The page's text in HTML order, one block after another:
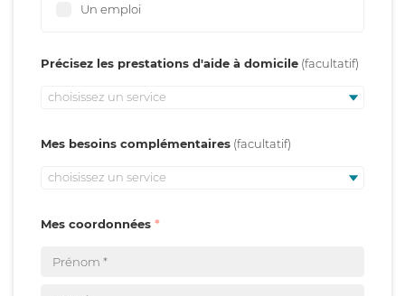
Un emploi
Précisez les prestations d'aide à domicile
choisissez un service
Mes besoins complémentaires
choisissez un service
Mes coordonnées